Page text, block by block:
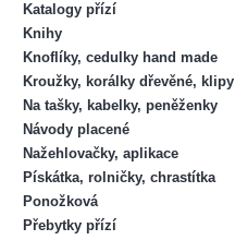
Katalogy přízí
Knihy
Knoflíky, cedulky hand made
Kroužky, korálky dřevěné, klipy
Na tašky, kabelky, peněženky
Návody placené
Nažehlovačky, aplikace
Pískátka, rolničky, chrastítka
Ponožková
Přebytky přízí